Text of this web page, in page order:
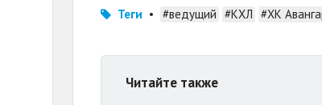
Теги • #ведущий #КХЛ #ХК
Читайте также